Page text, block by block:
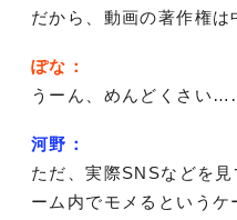
だから、動画の著作権は
ぽな：
うーん、めんどくさい
河野：
ただ、実際SNSなどを
ーム内でモメるというケ